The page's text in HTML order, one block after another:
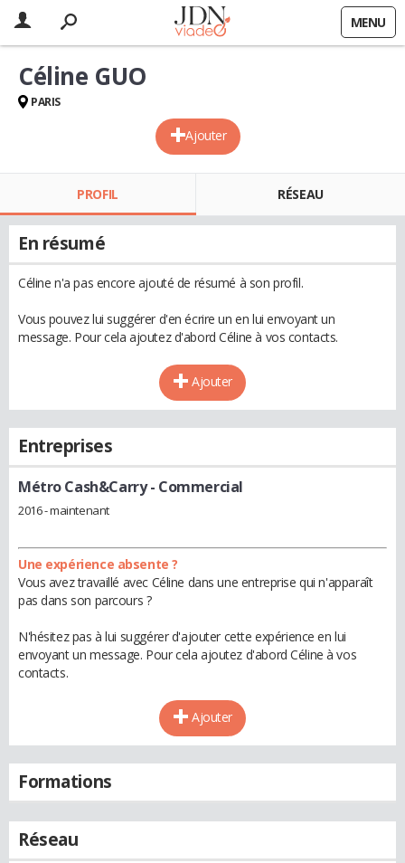
MENU
Ajouter
Céline GUO
PARIS
PROFIL RÉSEAU
En résumé
Céline n'a pas encore ajouté de résumé à son profil.
Vous pouvez lui suggérer d'en écrire un en lui envoyant un
message. Pour cela ajoutez d'abord Céline à vos contacts.
Ajouter
Entreprises
Métro Cash&Carry- Commercial
2016 - maintenant
Une expérience absente ?
Vous avez travaillé avec Céline dans une entreprise qui n'apparaît
pas dans son parcours ?
N'hésitez pas à lui suggérer d'ajouter cette expérience en lui
envoyant un message. Pour cela ajoutez d'abord Céline à vos
contacts.
Ajouter
Formations
Réseau